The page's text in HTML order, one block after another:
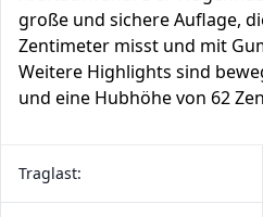
große und sichere Auflage,
Zentimeter misst und mit
Weitere Highlights sind
und eine Hubhöhe von 62
Traglast: